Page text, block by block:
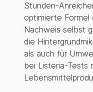
Stunden-
optimierte
Nachweis selbst
die
als auch für
bei Listeria-Tests